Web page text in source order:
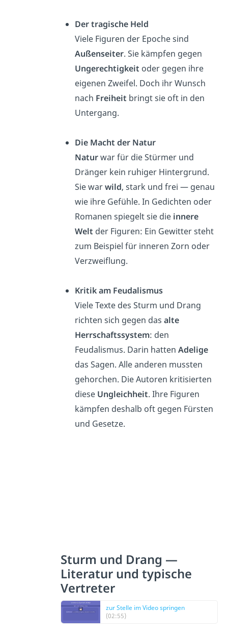
Der tragische Held
Viele Figuren der Epoche sind
Außenseiter. Sie kämpfen gegen
Ungerechtigkeit oder gegen ihre
eigenen Zweifel. Doch ihr Wunsch
nach Freiheit bringt sie oft in den
Untergang.
Die Macht der Natur
Naturwar für die Stürmer und
Dränger kein ruhiger Hintergrund.
Sie warwild, stark und frei — genau
wie ihre Gefühle. In Gedichten oder
Romanen spiegelt sie die innere
Welt der Figuren: Ein Gewitter steht
zum Beispiel für inneren Zorn oder
Verzweiflung.
Kritik am Feudalismus
Viele Texte des Sturm und Drang
richten sich gegen dasalte
Herrschaftssystem: den
Feudalismus. Darin hattenAdelige
das Sagen. Alle anderen mussten
gehorchen. Die Autoren kritisierten
diese Ungleichheit. Ihre Figuren
kämpfen deshalb oft gegen Fürsten
und Gesetze.
Sturm und Drang —
Literatur und typische
Vertreter
zur Stelle im Video springen
(02:55)